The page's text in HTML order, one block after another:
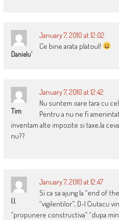
Danielu'
January 7, 2010 at 12:02
Ce bine arata platoul!
Tim
January 7, 2010 at 12:42
Nu suntem oare tara cu
Pentru a nu ne fi
inventam alte impozite si taxe,la
nu??
I.I.
January 7, 2010 at 12:47
Si ca sa ajung la “end of
“vigilentilor”, D-l Ciutacu
“propunere constructiva” “dupa